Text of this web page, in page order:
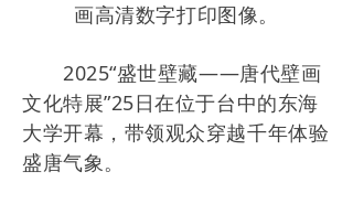
画高清数字打印图像。
2025“盛世壁藏——唐代壁画
文化特展”25日在位于台中的东海
大学开幕，带领观众穿越千年体验
盛唐气象。